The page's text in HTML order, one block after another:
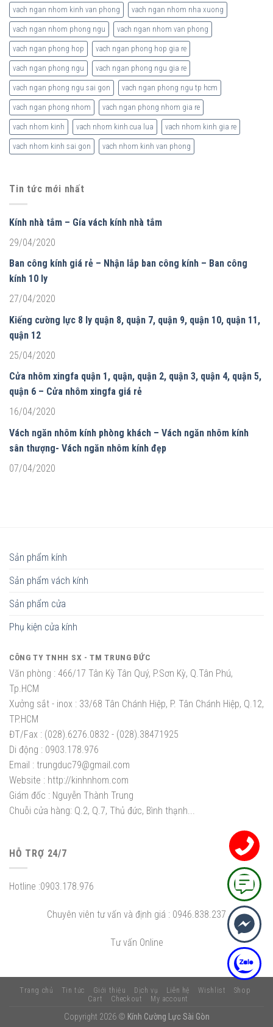
vach ngan nhom kinh van phong vach ngan nhom nha xuong
vach ngan nhom phong ngu vach ngan nhom van phong
vach ngan phong hop vach ngan phong hop gia re
vach ngan phong ngu vach ngan phong ngu gia re
vach ngan phong ngu sai gon vach ngan phong ngu tp hcm
vach ngan phong nhom vach ngan phong nhom gia re
vach nhom kinh vach nhom kinh cua lua vach nhom kinh gia re
vach nhom kinh sai gon vach nhom kinh van phong
Tin tức mới nhất
Kính nhà tắm – Gía vách kính nhà tắm
29/04/2020
Ban công kính giá rẻ – Nhận lắp ban công kính – Ban công
kính 10 ly
27/04/2020
Kiếng cường lực 8 ly quận 8, quận 7, quận 9, quận 10, quận 11,
quận 12
25/04/2020
Cửa nhôm xingfa quận 1, quận, quận 2, quận 3, quận 4, quận 5,
quận 6 – Cửa nhôm xingfa giá rẻ
16/04/2020
Vách ngăn nhôm kính phòng khách – Vách ngăn nhôm kính
sân thượng- Vách ngăn nhôm kính đẹp
07/04/2020
Sản phẩm kính
Sản phẩm vách kính
Sản phẩm cửa
Phụ kiện cửa kính
CÔNG TY TNHH SX - TM TRUNG ĐỨC
Văn phòng : 466/17 Tân Kỳ Tân Quý, P.Sơn Kỳ, Q.Tân Phú,
Tp.HCM
Xưởng sắt - inox : 33/68 Tân Chánh Hiệp, P. Tân Chánh Hiệp, Q.12,
TP.HCM
ĐT/Fax : (028).6276.0832 - (028).38471925
Di động : 0903.178.976
Email : trungduc79@gmail.com
Website : http://kinhnhom.com
Giám đốc : Nguyễn Thành Trung
Chuỗi cửa hàng: Q.2, Q.7, Thủ đức, Bình thạnh...
HỖ TRỢ 24/7
Hotline :0903.178.976
Chuyên viên tư vấn và định giá : 0946.838.237
Tư vấn Online
Trang chủ Tin tức Giới thiệu Dịch vụ Liên hệ Wishlist
Shop
Cart
Checkout My account
Copyright 2026 © Kính Cường Lực Sài Gòn